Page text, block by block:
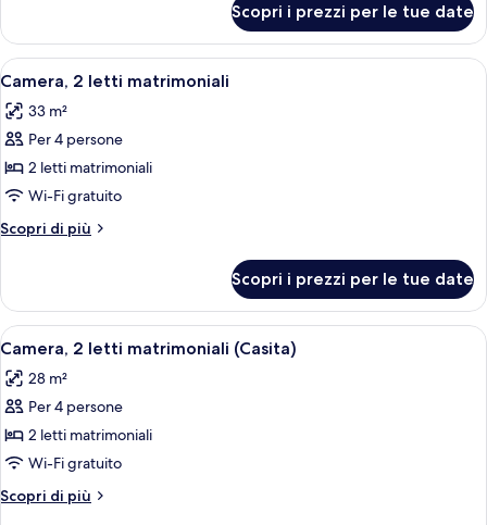
ada
tub
double
beds
ada
Scopri i prezzi per le tue date
Apri
tutte
le
foto
per
Camera,
2
letti
Camera d'albergo con due letti, una
7
Camera, 2 letti matrimoniali
33 m²
Per 4 persone
2 letti matrimoniali
Wi-Fi gratuito
Scopri di più
Altri
2
letti
matrimoniali
Scopri i prezzi per le tue date
Apri
tutte
le
foto
per
Camera,
2
letti
Una camera d'albergo con due letti,
10
Camera, 2 letti matrimoniali (Casita)
28 m²
Per 4 persone
2 letti matrimoniali
Wi-Fi gratuito
Scopri di più
Altri